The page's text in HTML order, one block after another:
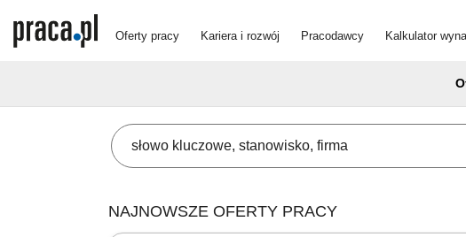
Oferty pracy Kariera i rozwój Pracodawcy Kalkulator
NAJNOWSZE OFERTY PRACY